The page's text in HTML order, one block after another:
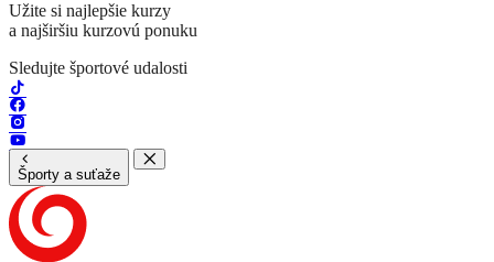
Užite si najlepšie kurzy
a najširšiu kurzovú ponuku
Sledujte športové udalosti
Športy a suťaže